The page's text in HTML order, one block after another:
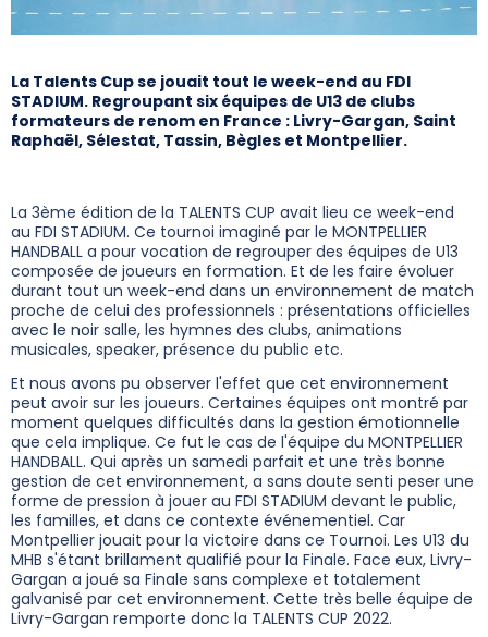
La Talents Cup se jouait tout le week-end au FDI
STADIUM. Regroupant six équipes de U13 de clubs
formateurs de renom en France : Livry-Gargan, Saint
Raphaël, Sélestat, Tassin, Bègles et Montpellier.
La 3ème édition de la TALENTS CUP avait lieu ce week-end
au FDI STADIUM. Ce tournoi imaginé par le MONTPELLIER
HANDBALL a pour vocation de regrouper des équipes de U13
composée de joueurs en formation. Et de les faire évoluer
durant tout un week-end dans un environnement de match
proche de celui des professionnels : présentations officielles
avec le noir salle, les hymnes des clubs, animations
musicales, speaker, présence du public etc.
Et nous avons pu observer l'effet que cet environnement
peut avoir sur les joueurs. Certaines équipes ont montré par
moment quelques difficultés dans la gestion émotionnelle
que cela implique. Ce fut le cas de l'équipe du MONTPELLIER
HANDBALL. Qui après un samedi parfait et une très bonne
gestion de cet environnement, a sans doute senti peser une
forme de pression à jouer au FDI STADIUM devant le public,
les familles, et dans ce contexte événementiel. Car
Montpellier jouait pour la victoire dans ce Tournoi. Les U13 du
MHB s'étant brillament qualifié pour la Finale. Face eux, Livry-
Gargan a joué sa Finale sans complexe et totalement
galvanisé par cet environnement. Cette très belle équipe de
Livry-Gargan remporte donc la TALENTS CUP 2022.